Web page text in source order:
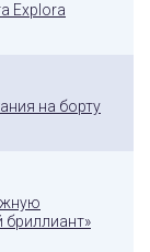
Explora
на борту
бриллиант»